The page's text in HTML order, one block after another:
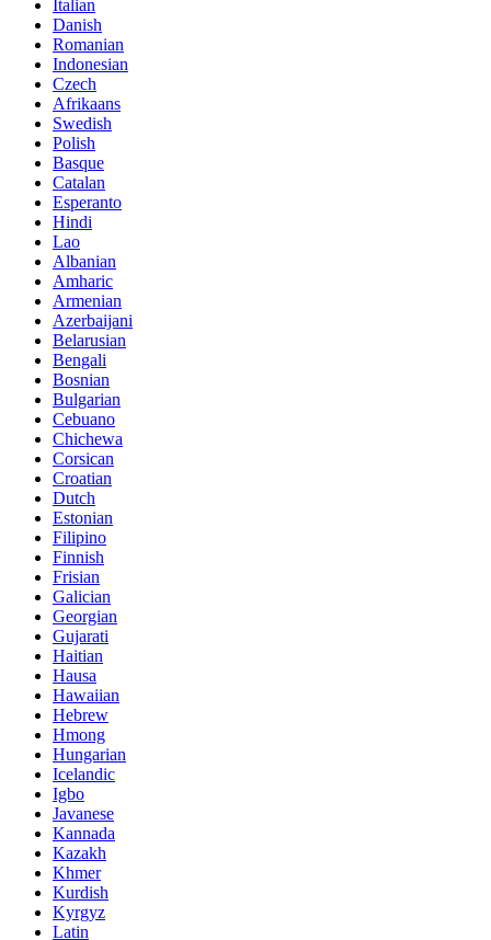
Italian
Danish
Romanian
Indonesian
Czech
Afrikaans
Swedish
Polish
Basque
Catalan
Esperanto
Hindi
Lao
Albanian
Amharic
Armenian
Azerbaijani
Belarusian
Bengali
Bosnian
Bulgarian
Cebuano
Chichewa
Corsican
Croatian
Dutch
Estonian
Filipino
Finnish
Frisian
Galician
Georgian
Gujarati
Haitian
Hausa
Hawaiian
Hebrew
Hmong
Hungarian
Icelandic
Igbo
Javanese
Kannada
Kazakh
Khmer
Kurdish
Kyrgyz
Latin